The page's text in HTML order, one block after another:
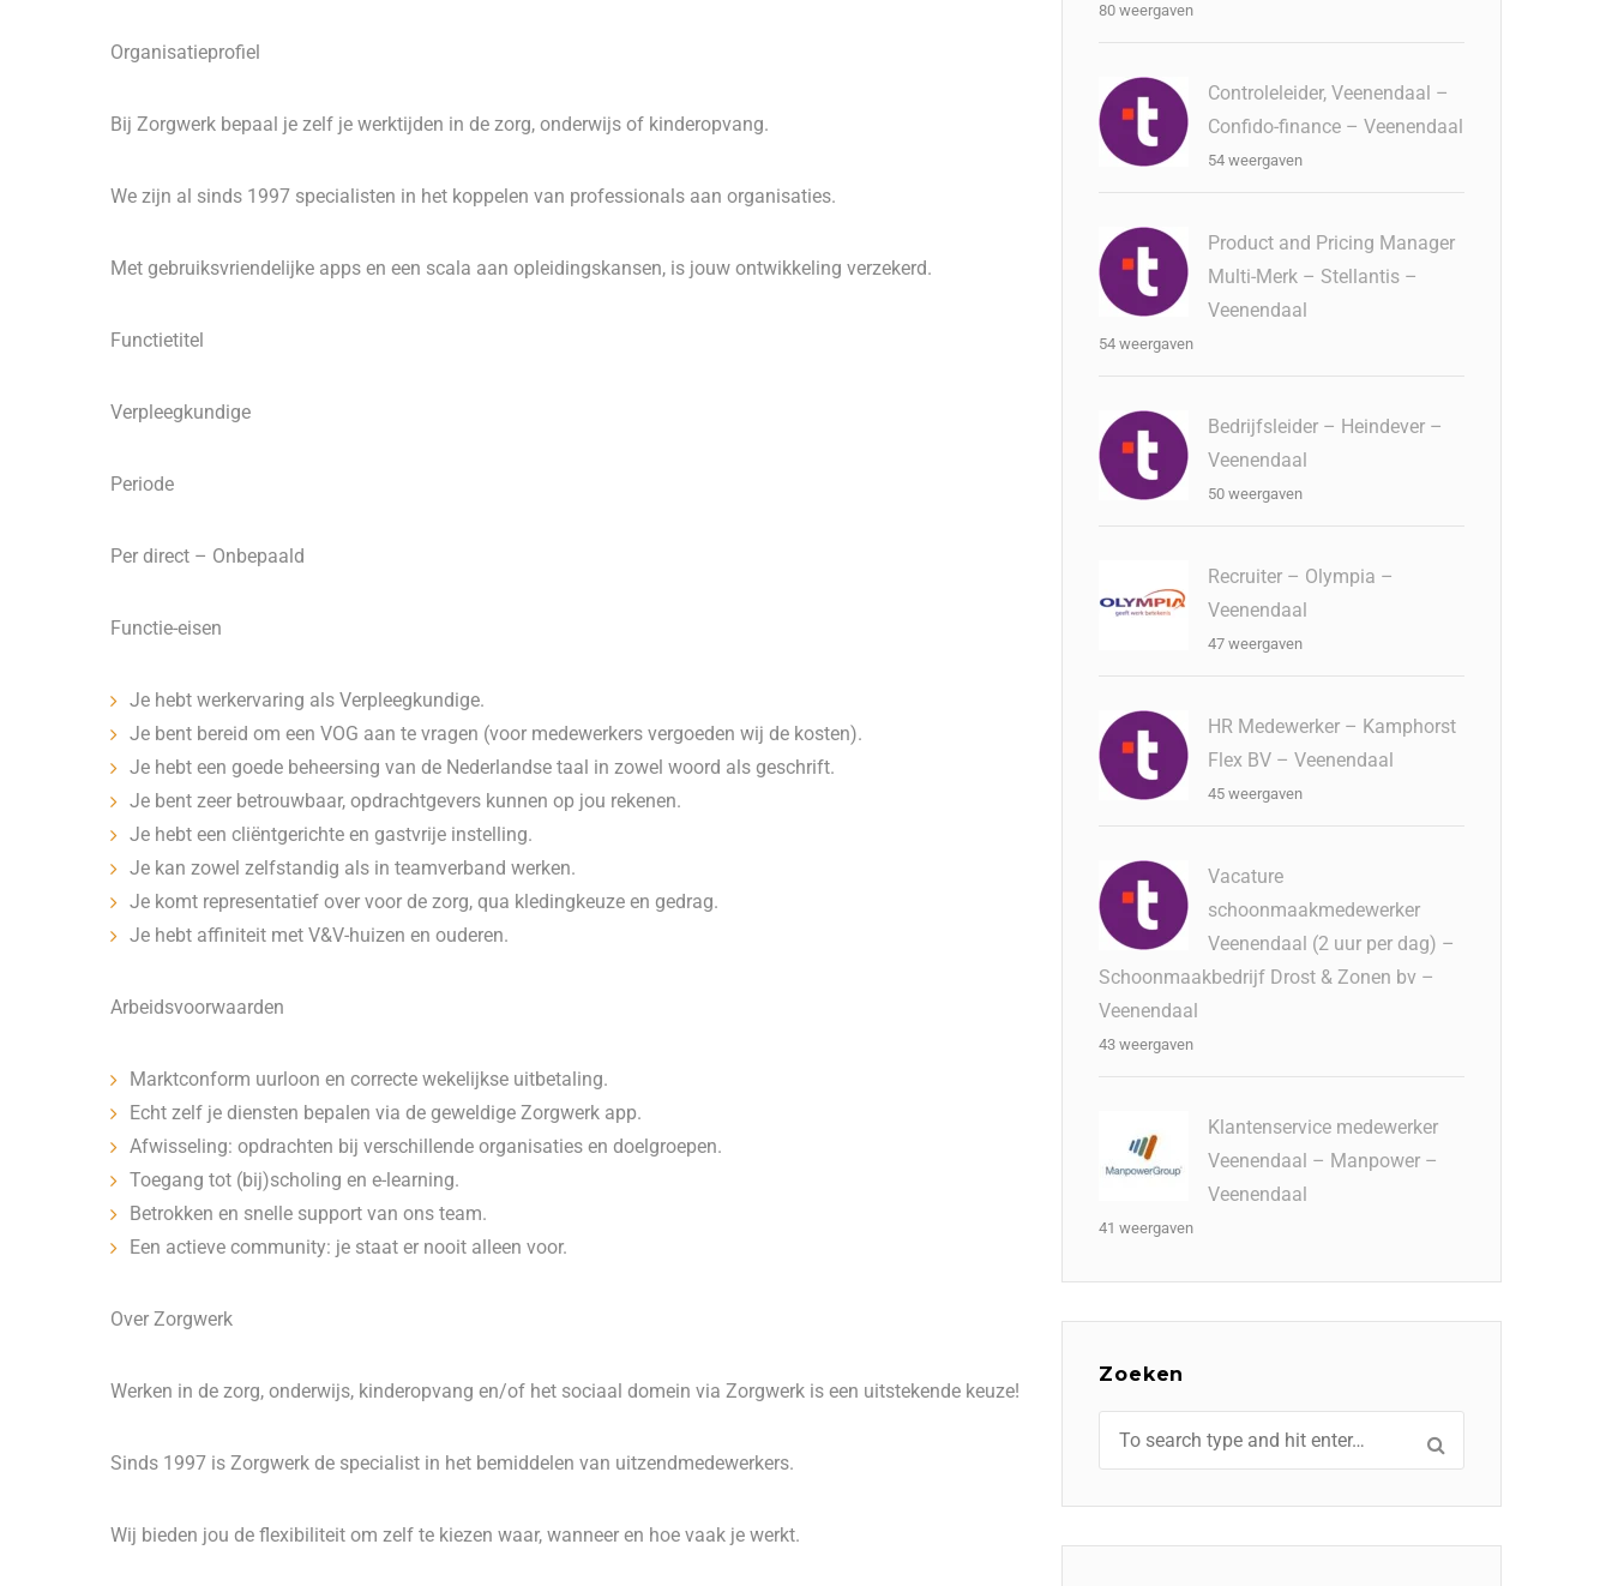
Organisatieprofiel
Bij Zorgwerk bepaal je zelf je werktijden in de zorg, onderwijs of kinderopvang.
We zijn al sinds 1997 specialisten in het koppelen van professionals aan organisaties.
Met gebruiksvriendelijke apps en een scala aan opleidingskansen, is jouw ontwikkeling verzekerd.
Functietitel
Verpleegkundige
Periode
Per direct – Onbepaald
Functie-eisen
Je hebt werkervaring als Verpleegkundige.
Je bent bereid om een VOG aan te vragen (voor medewerkers vergoeden wij de kosten).
Je hebt een goede beheersing van de Nederlandse taal in zowel woord als geschrift.
Je bent zeer betrouwbaar, opdrachtgevers kunnen op jou rekenen.
Je hebt een cliëntgerichte en gastvrije instelling.
Je kan zowel zelfstandig als in teamverband werken.
Je komt representatief over voor de zorg, qua kledingkeuze en gedrag.
Je hebt affiniteit met V&V-huizen en ouderen.
Arbeidsvoorwaarden
Marktconform uurloon en correcte wekelijkse uitbetaling.
Echt zelf je diensten bepalen via de geweldige Zorgwerk app.
Afwisseling: opdrachten bij verschillende organisaties en doelgroepen.
Toegang tot (bij)scholing en e-learning.
Betrokken en snelle support van ons team.
Een actieve community: je staat er nooit alleen voor.
Over Zorgwerk
Werken in de zorg, onderwijs, kinderopvang en/of het sociaal domein via Zorgwerk is een uitstekende keuze!
Sinds 1997 is Zorgwerk de specialist in het bemiddelen van uitzendmedewerkers.
Wij bieden jou de flexibiliteit om zelf te kiezen waar, wanneer en hoe vaak je werkt.
80 weergaven
Controleleider, Veenendaal –
Confido-finance – Veenendaal
54 weergaven
Product and Pricing Manager
Multi-Merk – Stellantis –
Veenendaal
54 weergaven
Bedrijfsleider – Heindever –
Veenendaal
50 weergaven
Recruiter – Olympia –
Veenendaal
47 weergaven
HR Medewerker – Kamphorst
Flex BV – Veenendaal
45 weergaven
Vacature
schoonmaakmedewerker
Veenendaal (2 uur per dag) –
Schoonmaakbedrijf Drost & Zonen bv –
Veenendaal
43 weergaven
Klantenservice medewerker
Veenendaal – Manpower –
Veenendaal
41 weergaven
Zoeken